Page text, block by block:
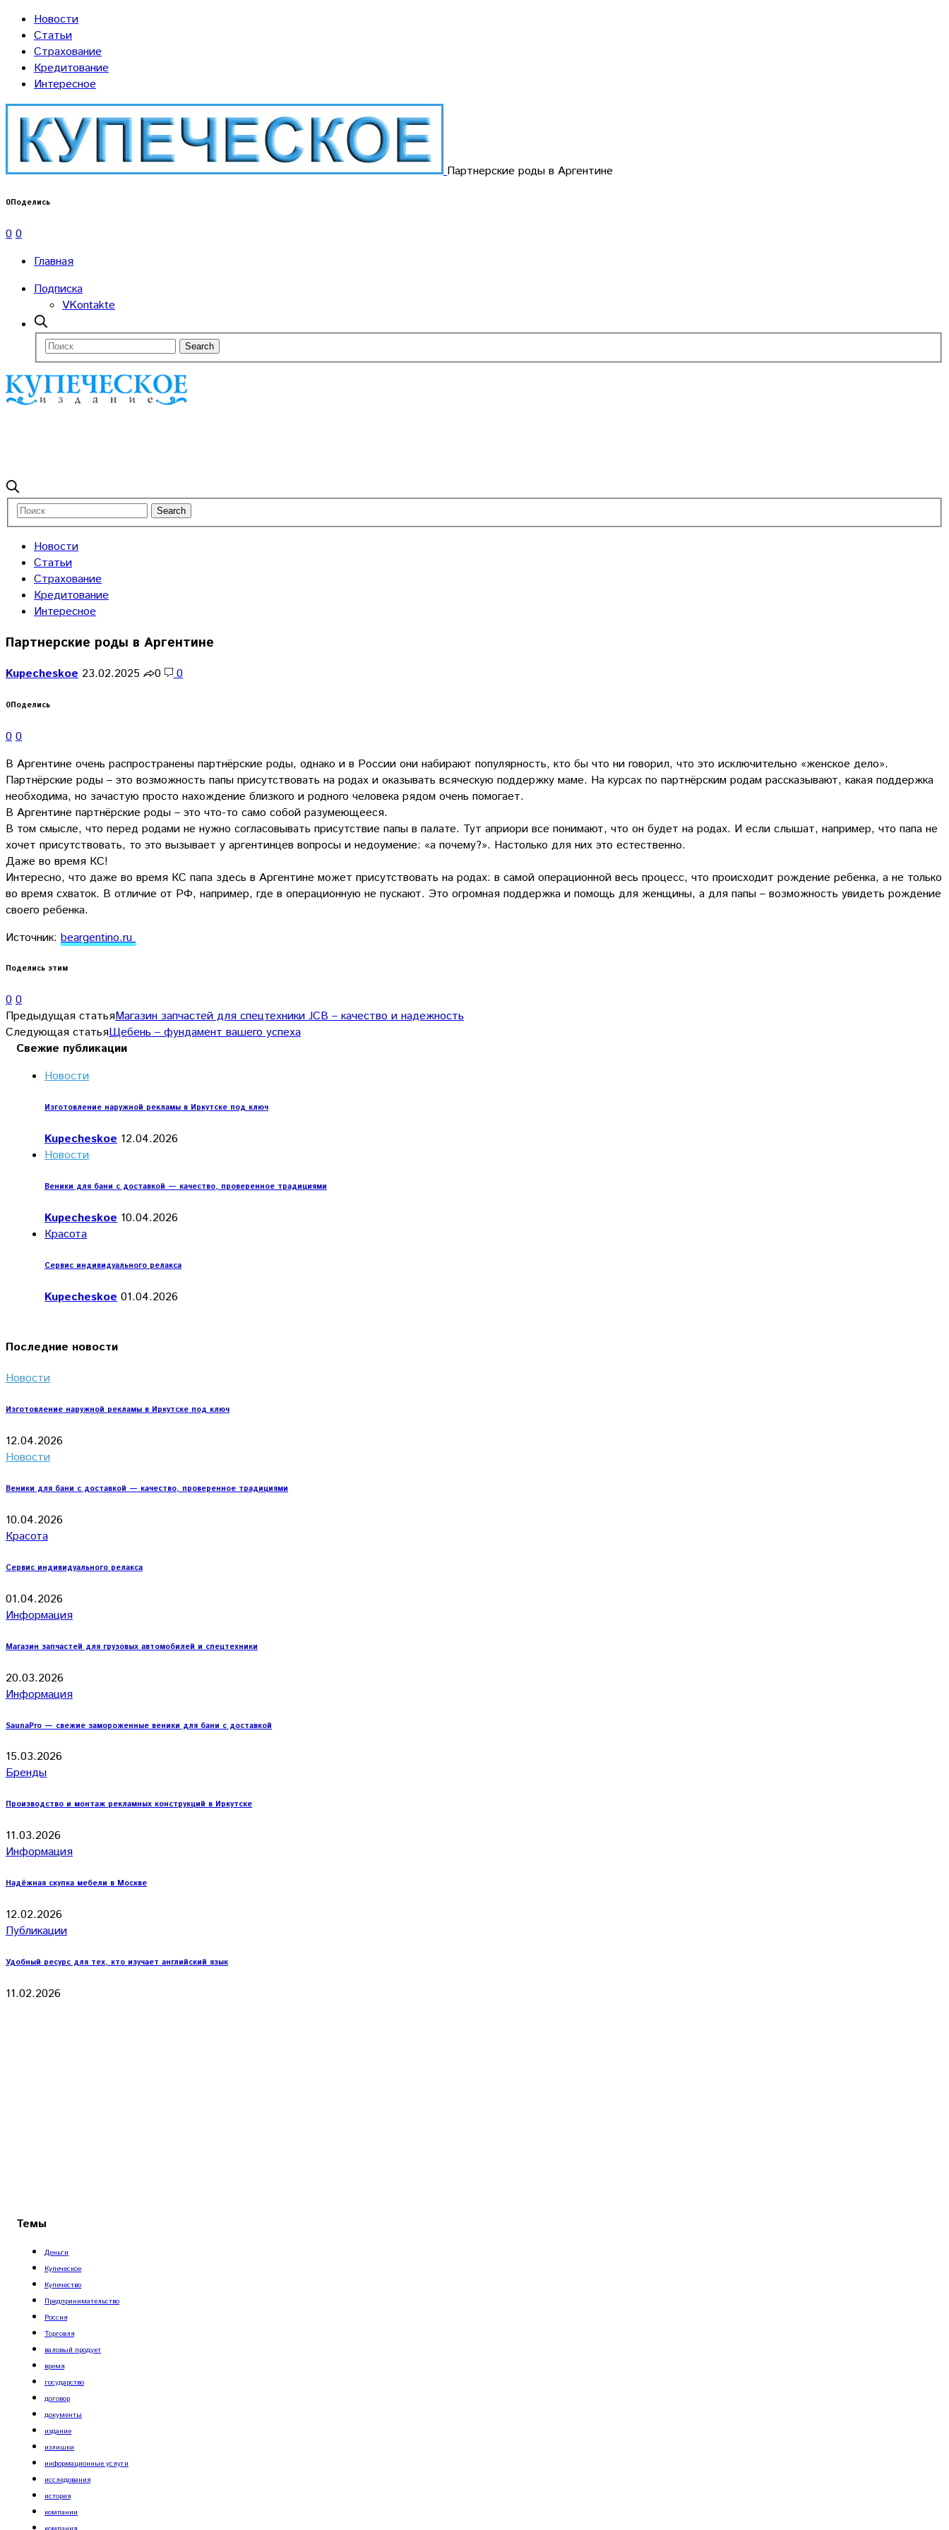
Новости
Статьи
Страхование
Кредитование
Интересное
Партнерские роды в Аргентине
0Поделись
0 0
Главная
Подписка
VKontakte
Новости
Статьи
Страхование
Кредитование
Интересное
Партнерские роды в Аргентине
Kupecheskoe 23.02.2025 0 0
0Поделись
0 0
В Аргентине очень распространены партнёрские роды, однако и в России они набирают популярность, кто бы что ни говорил, что это исключительно «женское дело».
Партнёрские роды – это возможность папы присутствовать на родах и оказывать всяческую поддержку маме. На курсах по партнёрским родам рассказывают, какая поддержка
необходима, но зачастую просто нахождение близкого и родного человека рядом очень помогает.
В Аргентине партнёрские роды – это что-то само собой разумеющееся.
В том смысле, что перед родами не нужно согласовывать присутствие папы в палате. Тут априори все понимают, что он будет на родах. И если слышат, например, что папа не
хочет присутствовать, то это вызывает у аргентинцев вопросы и недоумение: «а почему?». Настолько для них это естественно.
Даже во время КС!
Интересно, что даже во время КС папа здесь в Аргентине может присутствовать на родах: в самой операционной весь процесс, что происходит рождение ребенка, а не только
во время схваток. В отличие от РФ, например, где в операционную не пускают. Это огромная поддержка и помощь для женщины, а для папы – возможность увидеть рождение
своего ребенка.
Источник: beargentino.ru
Поделись этим
0 0
Предыдущая статьяМагазин запчастей для спецтехники JCB – качество и надежность
Следующая статьяЩебень – фундамент вашего успеха
Свежие публикации
Новости
Изготовление наружной рекламы в Иркутске под ключ
Kupecheskoe 12.04.2026
Новости
Веники для бани с доставкой — качество, проверенное традициями
Kupecheskoe 10.04.2026
Красота
Сервис индивидуального релакса
Kupecheskoe 01.04.2026
Последние новости
Новости
Изготовление наружной рекламы в Иркутске под ключ
12.04.2026
Новости
Веники для бани с доставкой — качество, проверенное традициями
10.04.2026
Красота
Сервис индивидуального релакса
01.04.2026
Информация
Магазин запчастей для грузовых автомобилей и спецтехники
20.03.2026
Информация
SaunaPro — свежие замороженные веники для бани с доставкой
15.03.2026
Бренды
Производство и монтаж рекламных конструкций в Иркутске
11.03.2026
Информация
Надёжная скупка мебели в Москве
12.02.2026
Публикации
Удобный ресурс для тех, кто изучает английский язык
11.02.2026
Темы
Деньги
Купеческое
Купечество
Предпринимательство
Россия
Торговля
валовый продукт
время
государство
договор
документы
издание
излишки
информационные услуги
исследования
история
компании